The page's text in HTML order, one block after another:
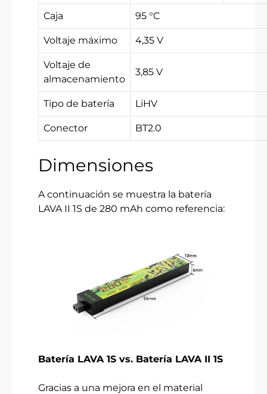
Caja 95 °C
Voltaje máximo 4,35 V
Voltaje de
almacenamiento
3,85 V
Tipo de batería LiHV
Conector BT2.0
Dimensiones
A continuación se muestra la batería
LAVA II 1S de 280 mAh como referencia:
Batería LAVA 1S vs. Batería LAVA II 1S
Gracias a una mejora en el material